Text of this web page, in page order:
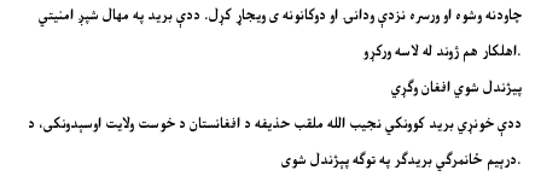
چاودنه وشوه او ورسره نزدې ودانۍ او دوکانونه ی ویجاړ کړل. ددې برید په مهال شپږ امنیتي
اهلکار هم ژوند له لاسه ورکړو.
پیژندل شوي افغان وګړي
ددې خونړي برید کوونکي نجیب الله ملقب حذیفه د افغانستان د خوست ولایت اوسېدونکی، د
درېیم ځانمرګي بریدګر په توګه پېژندل شوی.